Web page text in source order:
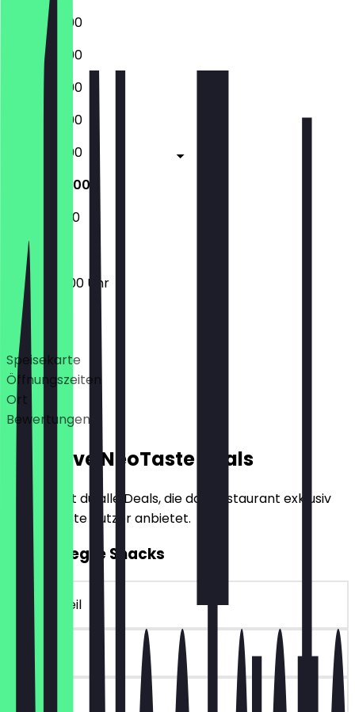
06:30 - 19:00
06:30 - 19:00
06:30 - 19:00
06:30 - 19:00
06:30 - 19:00
07:00 - 18:00
07:00 - 11:00
07:00 - 18:00 Uhr
Deals
Speisekarte
Öffnungszeiten
Ort
Bewertungen
Exklusive NeoTaste Deals
Hier findest du alle Deals, die das Restaurant exklusiv
für NeoTaste Nutzer anbietet.
2für1 Belegte Snacks
~4 € Vorteil
30 Tage
vor Ort